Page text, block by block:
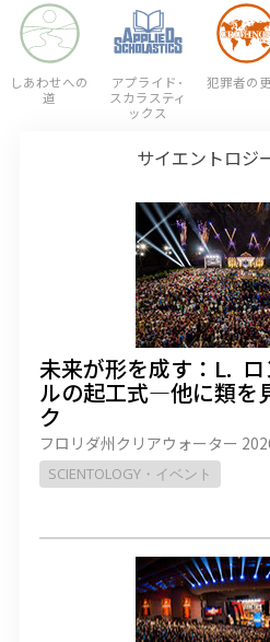
しあわせへの
道
アプライド･
スカラスティ
ックス
犯罪者の
サイエントロジ
未来が形を成す：L.
ルの起工式—他に類を
ク
フロリダ州クリアウォーター
SCIENTOLOGY・イベント